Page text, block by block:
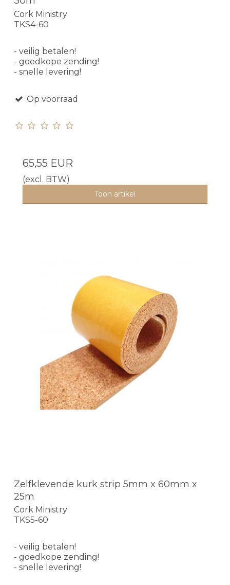
Cork Ministry
TKS4-60
- veilig betalen!
- goedkope zending!
- snelle levering!
Op voorraad
65,55 EUR
(excl. BTW)
Toon artikel
Zelfklevende kurk strip 5mm x 60mm x
25m
Cork Ministry
TKS5-60
- veilig betalen!
- goedkope zending!
- snelle levering!